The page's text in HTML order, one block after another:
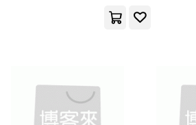
人民法院出版社(64)
江蘇大學出版社(726)